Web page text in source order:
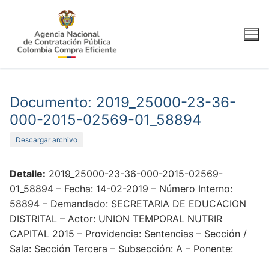
contenido
Documento: 2019_25000-23-36-
000-2015-02569-01_58894
Descargar archivo
Detalle: 2019_25000-23-36-000-2015-02569-
01_58894 – Fecha: 14-02-2019 – Número Interno:
58894 – Demandado: SECRETARIA DE EDUCACION
DISTRITAL – Actor: UNION TEMPORAL NUTRIR
CAPITAL 2015 – Providencia: Sentencias – Sección /
Sala: Sección Tercera – Subsección: A – Ponente: